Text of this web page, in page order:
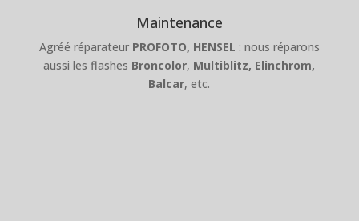
Maintenance
Agréé réparateur PROFOTO, HENSEL : nous réparons
aussi les flashes Broncolor, Multiblitz, Elinchrom,
Balcar, etc.